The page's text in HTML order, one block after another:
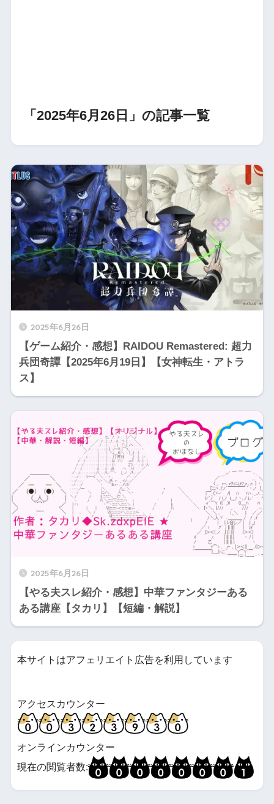
「2025年6月26日」の記事一覧
2025年6月26日
【ゲーム紹介・感想】RAIDOU Remastered: 超力
兵団奇譚【2025年6月19日】【女神転生・アトラ
ス】
2025年6月26日
【やる夫スレ紹介・感想】中華ファンタジーある
ある講座【タカリ】【短編・解説】
本サイトはアフェリエイト広告を利用しています
アクセスカウンター
オンラインカウンター
現在の閲覧者数: